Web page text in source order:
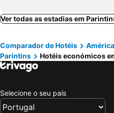
Ver todas as estadias em
Comparador de Hotéis
Parintins
Hotéis económicos
Selecione o seu país